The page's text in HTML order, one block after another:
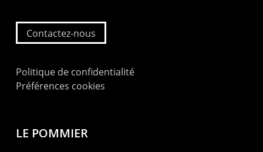
Contactez-nous
Politique de confidentialité
Préférences cookies
LE POMMIER